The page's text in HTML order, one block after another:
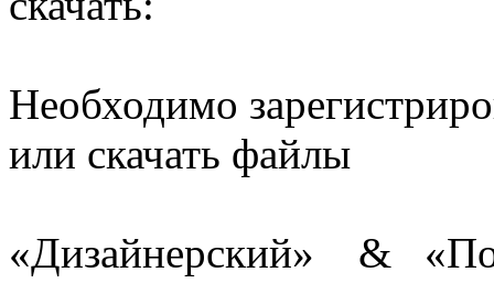
Необходимо
или скачать файлы
«Дизайнерский» &